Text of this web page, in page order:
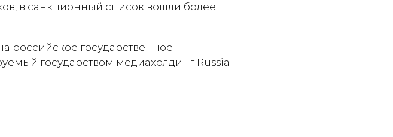
в санкционный список вошли более
российское государственное
государством медиахолдинг Russia